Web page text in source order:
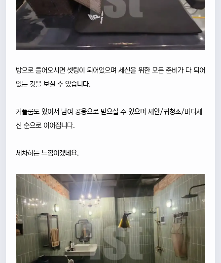
방으로 들어오시면 셋팅이 되어있으며 세신을 위한 모든 준비가 다 되어
있는 것을 보실 수 있습니다.
커플룸도 있어서 남여 공용으로 받으실 수 있으며 세안/귀청소/바디세
신 순으로 이어집니다.
세차하는 느낌이겠네요.